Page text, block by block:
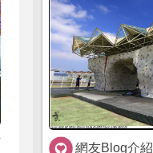
網友Blog介紹